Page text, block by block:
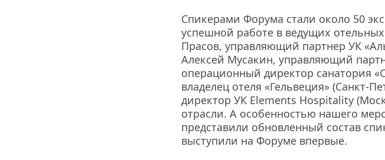
Спикерами Форума стали около 50
успешной работе в ведущих
Прасов, управляющий партнер УК
Алексей Мусакин, управляющий
операционный директор санатория
владелец отеля «Гельвеция» (Санкт-
директор УК Elements Hospitality
отрасли. А особенностью нашего
представили обновленный состав
выступили на Форуме впервые.